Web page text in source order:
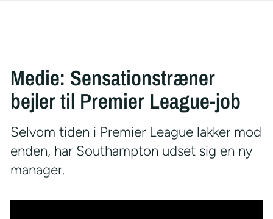
Medie: Sensationstræner
bejler til Premier League-job
Selvom tiden i Premier League lakker mod
enden, har Southampton udset sig en ny
manager.